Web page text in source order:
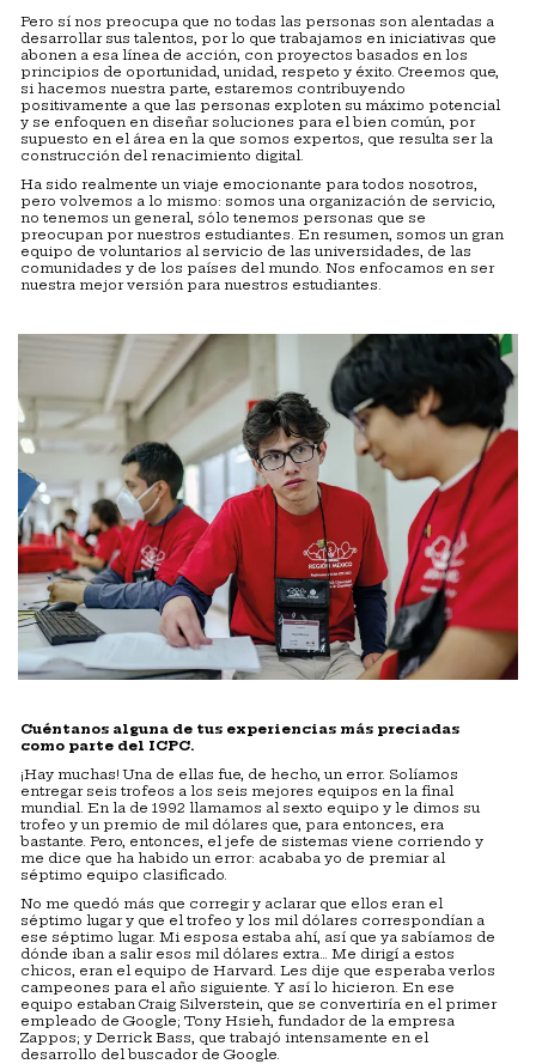
Pero sí nos preocupa que no todas las personas son alentadas a
desarrollar sus talentos, por lo que trabajamos en iniciativas que
abonen a esa línea de acción, con proyectos basados en los
principios de oportunidad, unidad, respeto y éxito. Creemos que,
si hacemos nuestra parte, estaremos contribuyendo
positivamente a que las personas exploten su máximo potencial
y se enfoquen en diseñar soluciones para el bien común, por
supuesto en el área en la que somos expertos, que resulta ser la
construcción del renacimiento digital.
Ha sido realmente un viaje emocionante para todos nosotros,
pero volvemos a lo mismo: somos una organización de servicio,
no tenemos un general, sólo tenemos personas que se
preocupan por nuestros estudiantes. En resumen, somos un gran
equipo de voluntarios al servicio de las universidades, de las
comunidades y de los países del mundo. Nos enfocamos en ser
nuestra mejor versión para nuestros estudiantes.
Cuéntanos alguna de tus experiencias más preciadas
como parte del ICPC.
¡Hay muchas! Una de ellas fue, de hecho, un error. Solíamos
entregar seis trofeos a los seis mejores equipos en la final
mundial. En la de 1992 llamamos al sexto equipo y le dimos su
trofeo y un premio de mil dólares que, para entonces, era
bastante. Pero, entonces, el jefe de sistemas viene corriendo y
me dice que ha habido un error: acababa yo de premiar al
séptimo equipo clasificado.
No me quedó más que corregir y aclarar que ellos eran el
séptimo lugar y que el trofeo y los mil dólares correspondían a
ese séptimo lugar. Mi esposa estaba ahí, así que ya sabíamos de
dónde iban a salir esos mil dólares extra… Me dirigí a estos
chicos, eran el equipo de Harvard. Les dije que esperaba verlos
campeones para el año siguiente. Y así lo hicieron. En ese
equipo estaban Craig Silverstein, que se convertiría en el primer
empleado de Google; Tony Hsieh, fundador de la empresa
Zappos; y Derrick Bass, que trabajó intensamente en el
desarrollo del buscador de Google.